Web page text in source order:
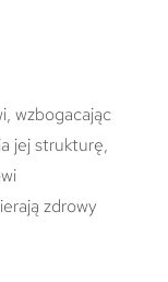
wzbogacając
jej strukturę,
zdrowy